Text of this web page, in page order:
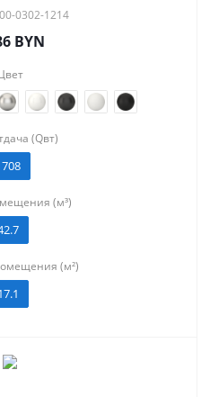
0302-1214
BYN
(Qвт)
(м³)
(м²)